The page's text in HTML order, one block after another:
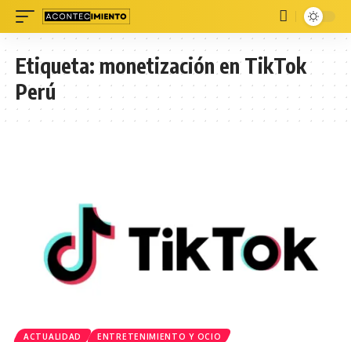
Etiqueta:monetización en TikTok
Perú
ACTUALIDAD ENTRETENIMIENTO Y OCIO